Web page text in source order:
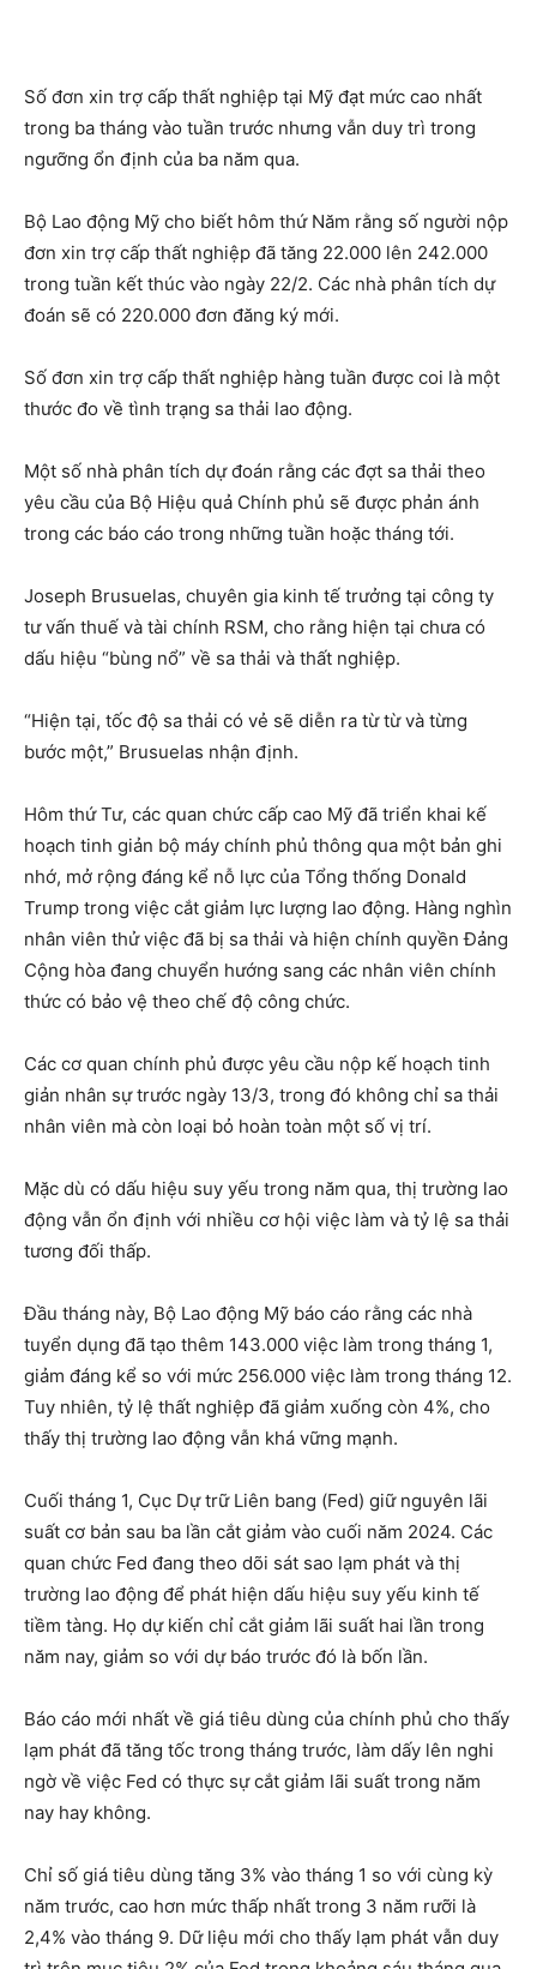
Số đơn xin trợ cấp thất nghiệp tại Mỹ đạt mức cao nhất
trong ba tháng vào tuần trước nhưng vẫn duy trì trong
ngưỡng ổn định của ba năm qua.
Bộ Lao động Mỹ cho biết hôm thứ Năm rằng số người nộp
đơn xin trợ cấp thất nghiệp đã tăng 22.000 lên 242.000
trong tuần kết thúc vào ngày 22/2. Các nhà phân tích dự
đoán sẽ có 220.000 đơn đăng ký mới.
Số đơn xin trợ cấp thất nghiệp hàng tuần được coi là một
thước đo về tình trạng sa thải lao động.
Một số nhà phân tích dự đoán rằng các đợt sa thải theo
yêu cầu của Bộ Hiệu quả Chính phủ sẽ được phản ánh
trong các báo cáo trong những tuần hoặc tháng tới.
Joseph Brusuelas, chuyên gia kinh tế trưởng tại công ty
tư vấn thuế và tài chính RSM, cho rằng hiện tại chưa có
dấu hiệu “bùng nổ” về sa thải và thất nghiệp.
“Hiện tại, tốc độ sa thải có vẻ sẽ diễn ra từ từ và từng
bước một,” Brusuelas nhận định.
Hôm thứ Tư, các quan chức cấp cao Mỹ đã triển khai kế
hoạch tinh giản bộ máy chính phủ thông qua một bản ghi
nhớ, mở rộng đáng kể nỗ lực của Tổng thống Donald
Trump trong việc cắt giảm lực lượng lao động. Hàng nghìn
nhân viên thử việc đã bị sa thải và hiện chính quyền Đảng
Cộng hòa đang chuyển hướng sang các nhân viên chính
thức có bảo vệ theo chế độ công chức.
Các cơ quan chính phủ được yêu cầu nộp kế hoạch tinh
giản nhân sự trước ngày 13/3, trong đó không chỉ sa thải
nhân viên mà còn loại bỏ hoàn toàn một số vị trí.
Mặc dù có dấu hiệu suy yếu trong năm qua, thị trường lao
động vẫn ổn định với nhiều cơ hội việc làm và tỷ lệ sa thải
tương đối thấp.
Đầu tháng này, Bộ Lao động Mỹ báo cáo rằng các nhà
tuyển dụng đã tạo thêm 143.000 việc làm trong tháng 1,
giảm đáng kể so với mức 256.000 việc làm trong tháng 12.
Tuy nhiên, tỷ lệ thất nghiệp đã giảm xuống còn 4%, cho
thấy thị trường lao động vẫn khá vững mạnh.
Cuối tháng 1, Cục Dự trữ Liên bang (Fed) giữ nguyên lãi
suất cơ bản sau ba lần cắt giảm vào cuối năm 2024. Các
quan chức Fed đang theo dõi sát sao lạm phát và thị
trường lao động để phát hiện dấu hiệu suy yếu kinh tế
tiềm tàng. Họ dự kiến chỉ cắt giảm lãi suất hai lần trong
năm nay, giảm so với dự báo trước đó là bốn lần.
Báo cáo mới nhất về giá tiêu dùng của chính phủ cho thấy
lạm phát đã tăng tốc trong tháng trước, làm dấy lên nghi
ngờ về việc Fed có thực sự cắt giảm lãi suất trong năm
nay hay không.
Chỉ số giá tiêu dùng tăng 3% vào tháng 1 so với cùng kỳ
năm trước, cao hơn mức thấp nhất trong 3 năm rưỡi là
2,4% vào tháng 9. Dữ liệu mới cho thấy lạm phát vẫn duy